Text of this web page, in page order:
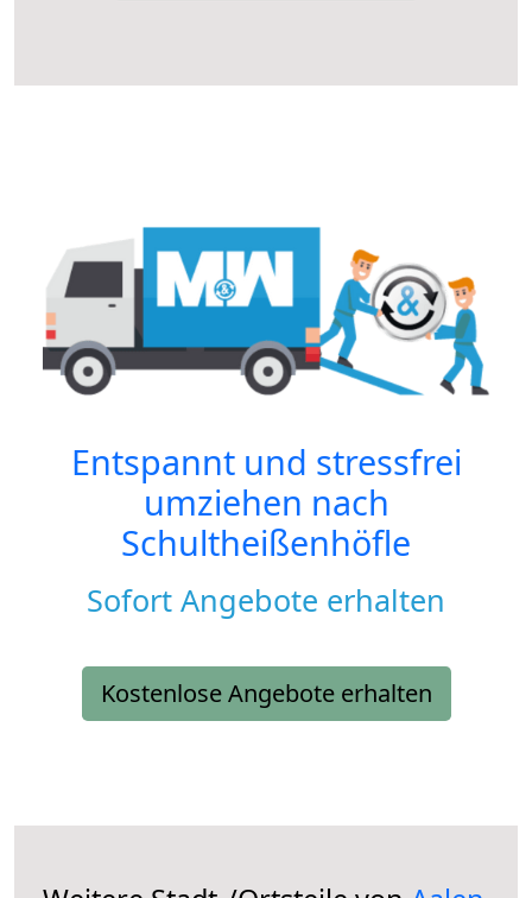
Entspannt und stressfrei
umziehen nach
Schultheißenhöfle
Sofort Angebote erhalten
Kostenlose Angebote erhalten